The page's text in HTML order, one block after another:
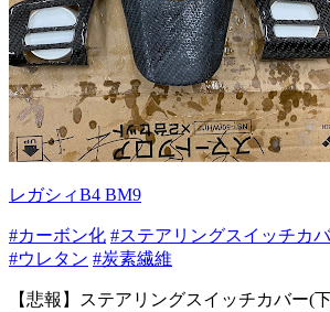
レガシィB4 BM9
#カーボン化 #ステアリングスイッチカ
#ウレタン #炭素繊維
【悲報】ステアリングスイッチカバー(